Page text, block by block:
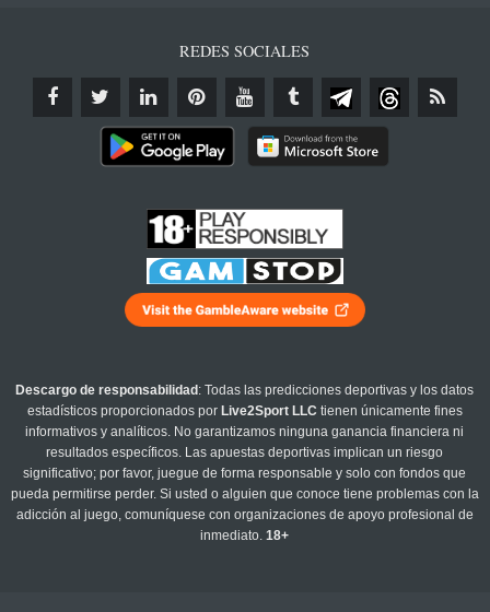
REDES SOCIALES
Descargo de responsabilidad : Todas las predicciones deportivas y los datos
estadísticos proporcionados por Live2Sport LLC tienen únicamente fines
informativos y analíticos. No garantizamos ninguna ganancia financiera ni
resultados específicos. Las apuestas deportivas implican un riesgo
significativo; por favor, juegue de forma responsable y solo con fondos que
pueda permitirse perder. Si usted o alguien que conoce tiene problemas con la
adicción al juego, comuníquese con organizaciones de apoyo profesional de
inmediato.18+